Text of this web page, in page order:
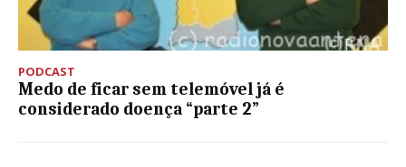
PODCAST
Medo de ficar sem telemóvel já é
considerado doença “parte 2”